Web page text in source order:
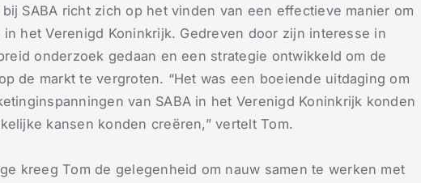
SABA richt zich op het vinden van een effectieve manier om
het Verenigd Koninkrijk. Gedreven door zijn interesse in
onderzoek gedaan en een strategie ontwikkeld om de
de markt te vergroten. “Het was een boeiende uitdaging om
van SABA in het Verenigd Koninkrijk konden
kansen konden creëren,” vertelt Tom.
kreeg Tom de gelegenheid om nauw samen te werken met